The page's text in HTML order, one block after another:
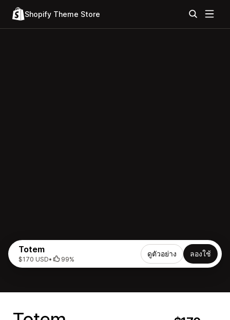
Shopify Theme Store
Totem
$170 USD• 99%
ดูตัวอย่าง ลองใช้